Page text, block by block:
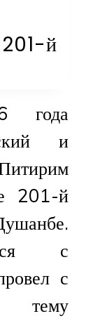
й
года
и
201-й
с
с
тему